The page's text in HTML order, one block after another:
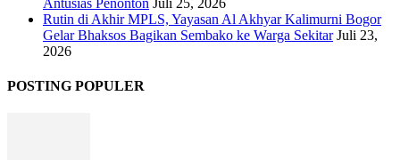
Antusias Penonton Juli 25, 2026
Rutin di Akhir MPLS, Yayasan Al Akhyar Kalimurni Bogor
Gelar Bhaksos Bagikan Sembako ke Warga Sekitar Juli 23,
2026
POSTING POPULER